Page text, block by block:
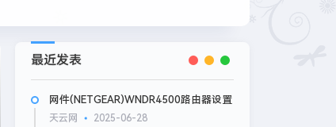
最近发表
网件(NETGEAR)WNDR4500路由器设置
天云网 2025-06-28